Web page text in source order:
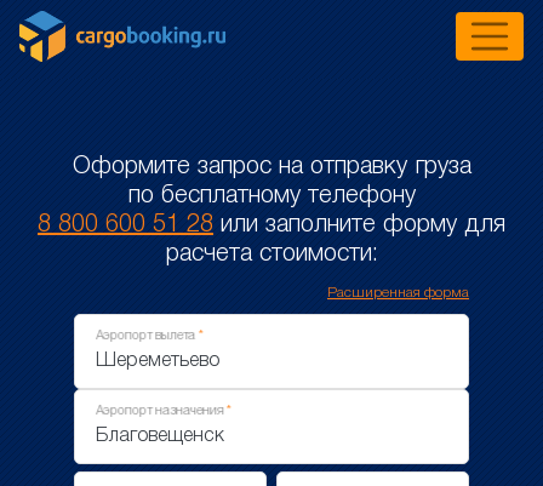
Оформите запрос на отправку груза
по бесплатному телефону
8 800 600 51 28 или заполните форму для
расчета стоимости:
Расширенная форма
Аэропорт вылета
Аэропорт назначения